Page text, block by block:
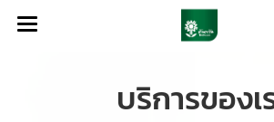
บริการของเ